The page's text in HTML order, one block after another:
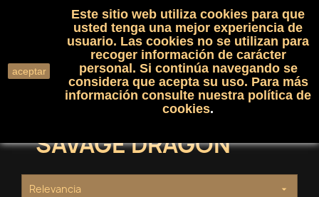
shopping_cart(0)

search
SAVAGE DRAGON
Relevancia 
aceptar
Este sitio web utiliza cookies para que
usted tenga una mejor experiencia de
usuario. Las cookies no se utilizan para
recoger información de carácter
personal. Si continúa navegando se
considera que acepta su uso. Para más
información consulte nuestra política de
cookies.